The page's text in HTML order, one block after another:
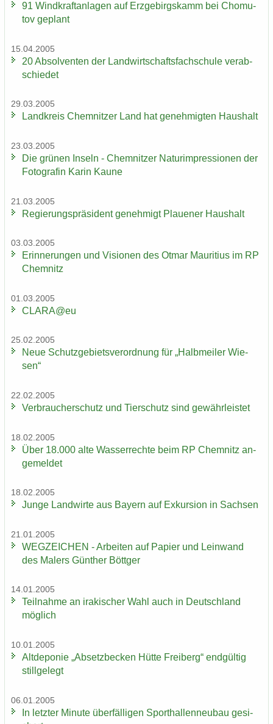
91 Wind­kraft­an­la­gen auf Erz­ge­birgs­kamm bei Chomu­
tov ge­plant
15.04.2005
20 Ab­sol­ven­ten der Land­wirt­schafts­fach­schu­le ver­ab­
schie­det
29.03.2005
Land­kreis Chem­nit­zer Land hat ge­neh­mig­ten Haus­halt
23.03.2005
Die grü­nen In­seln - Chem­nit­zer Na­turim­pres­sio­nen der
Fo­to­gra­fin Karin Kaune
21.03.2005
Re­gie­rungs­prä­si­dent ge­neh­migt Plaue­ner Haus­halt
03.03.2005
Er­in­ne­run­gen und Vi­sio­nen des Otmar Mau­ri­ti­us im RP
Chem­nitz
01.03.2005
CLARA@eu
25.02.2005
Neue Schutz­ge­biets­ver­ord­nung für „Halb­mei­ler Wie­
sen“
22.02.2005
Ver­brau­cher­schutz und Tier­schutz sind ge­währ­leis­tet
18.02.2005
Über 18.000 alte Was­ser­rech­te beim RP Chem­nitz an­
ge­mel­det
18.02.2005
Junge Land­wir­te aus Bay­ern auf Ex­kur­si­on in Sach­sen
21.01.2005
WEG­ZEI­CHEN - Ar­bei­ten auf Pa­pier und Lein­wand
des Ma­lers Gün­ther Bött­ger
14.01.2005
Teil­nah­me an ira­ki­scher Wahl auch in Deutsch­land
mög­lich
10.01.2005
Alt­de­po­nie „Ab­setz­be­cken Hütte Frei­berg“ end­gül­tig
still­ge­legt
06.01.2005
In letz­ter Mi­nu­te über­fäl­li­gen Sport­hal­len­neu­bau ge­si­